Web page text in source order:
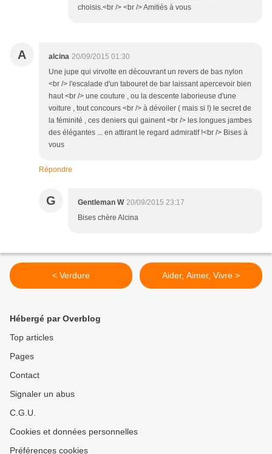
choisis.<br /> <br /> Amitiés à vous
A alcina 20/09/2015 01:30
Une jupe qui virvolte en découvrant un revers de bas nylon
<br /> l'escalade d'un tabouret de bar laissant apercevoir bien
haut <br /> une couture , ou la descente laborieuse d'une
voiture , tout concours <br /> à dévoiler ( mais si !) le secret de
la féminité , ces deniers qui gainent <br /> les longues jambes
des élégantes ... en attirant le regard admiratif !<br /> Bises à
vous
Répondre
G Gentleman W 20/09/2015 23:17
Bises chère Alcina
< Verdure Aider, Aimer, Vivre >
Hébergé par Overblog
Top articles
Pages
Contact
Signaler un abus
C.G.U.
Cookies et données personnelles
Préférences cookies